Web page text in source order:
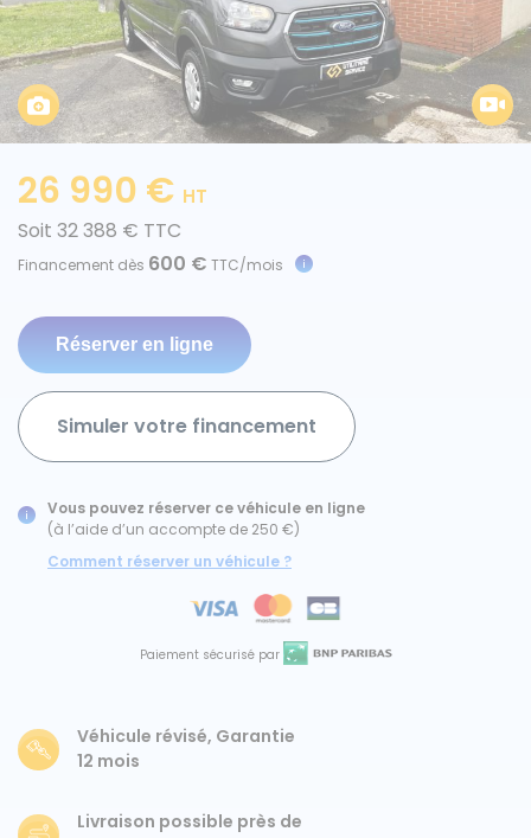
Caisses grands volumes Frigorifiques
Minibus
Citroën
Fiat
Ford
Isuzu
Nissan
Peugeot
26 990 € HT
Soit 32 388 € TTC
Financement dès 600 € TTC/mois
Simuler votre financement
Vous pouvez réserver ce véhicule en ligne
(à l’aide d’un accompte de 250 €)
Comment réserver un véhicule ?
Paiement sécurisé par
Véhicule révisé, Garantie
12 mois
Livraison possible près de